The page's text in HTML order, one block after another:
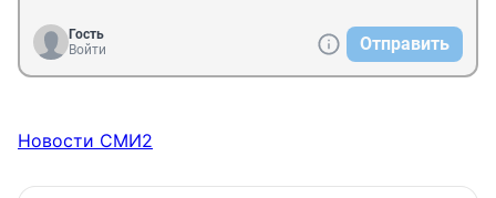
Гость
Войти
Отправить
Новости СМИ2